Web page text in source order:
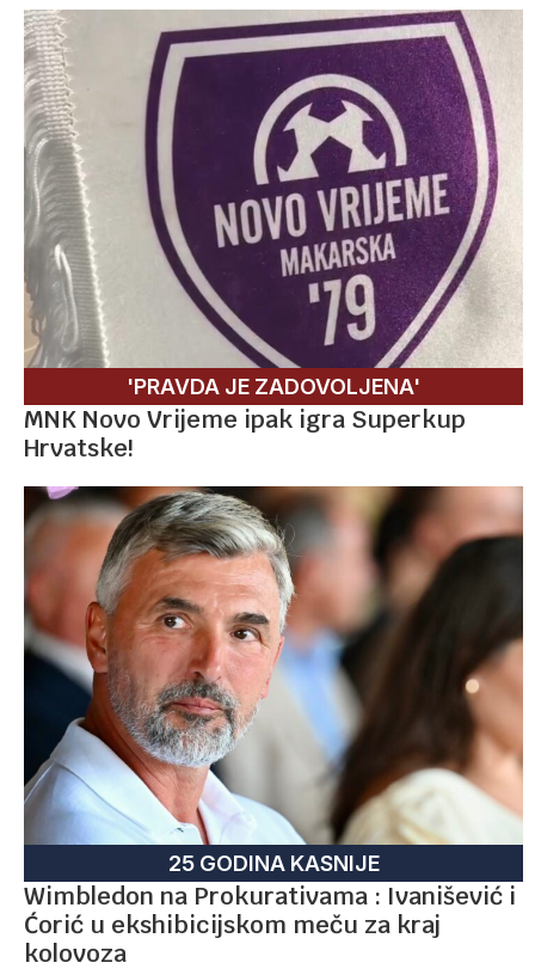
'PRAVDA JE ZADOVOLJENA'
MNK Novo Vrijeme ipak igra Superkup
Hrvatske!
25 GODINA KASNIJE
Wimbledon na Prokurativama : Ivanišević i
Ćorić u ekshibicijskom meču za kraj
kolovoza